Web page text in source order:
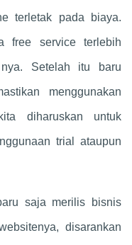
terletak pada biaya.
free service terlebih
Setelah itu baru
menggunakan
diharuskan untuk
trial ataupun
saja merilis bisnis
disarankan